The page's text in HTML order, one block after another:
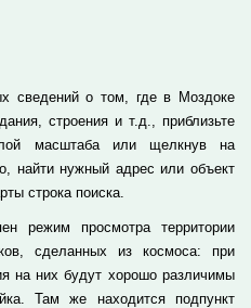
сведений о том, где в Моздоке
строения и т.д., приблизьте
масштаба или щелкнув на
найти нужный адрес или объект
строка поиска.
режим просмотра территории
сделанных из космоса: при
на них будут хорошо различимы
Там же находится подпункт